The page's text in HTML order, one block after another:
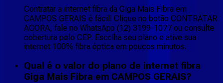
Contratar a internet fibra da Giga Mais Fibra em
CAMPOS GERAIS é fácil! Clique no botão CONTRATAR
AGORA, fale no WhatsApp (12) 3199-1077 ou consulte
cobertura pelo CEP. Escolha seu plano e ative sua
internet 100% fibra óptica em poucos minutos.
Qual é o valor do plano de internet fibra
Giga Mais Fibra em CAMPOS GERAIS?